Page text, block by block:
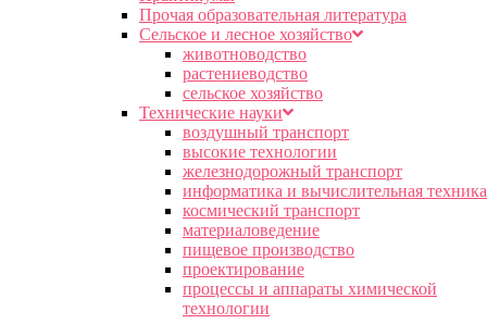
Прочая образовательная литература
Сельское и лесное хозяйство
животноводство
растениеводство
сельское хозяйство
Технические науки
воздушный транспорт
высокие технологии
железнодорожный транспорт
информатика и вычислительная техника
космический транспорт
материаловедение
пищевое производство
проектирование
процессы и аппараты химической
технологии